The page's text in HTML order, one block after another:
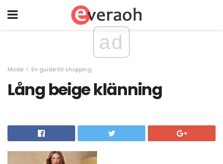
ad
Mode En guide till shopping
Lång beige klänning